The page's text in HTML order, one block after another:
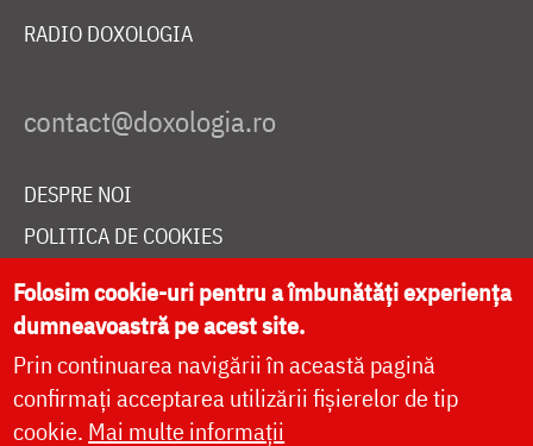
RADIO DOXOLOGIA
DESPRE NOI
POLITICA DE COOKIES
DONEAZĂ ONLINE PENTRU CATEDRALA NAȚIONALĂ
LIVE
Folosim cookie-uri pentru a îmbunătăți experiența
dumneavoastră pe acest site.
Prin continuarea navigării în această pagină
confirmați acceptarea utilizării fișierelor de tip
cookie. Mai multe informații